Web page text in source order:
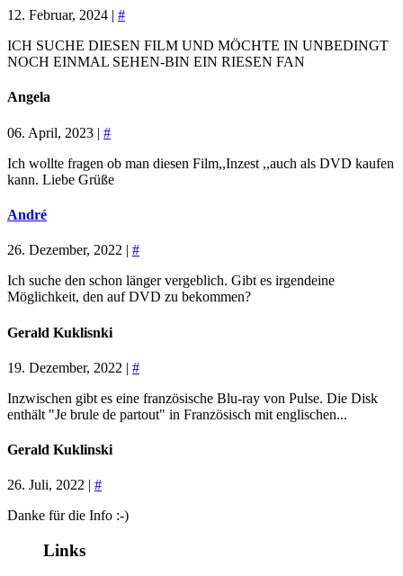
12. Februar, 2024 | #
ICH SUCHE DIESEN FILM UND MÖCHTE IN UNBEDINGT
NOCH EINMAL SEHEN-BIN EIN RIESEN FAN
Angela
06. April, 2023 | #
Ich wollte fragen ob man diesen Film,,Inzest ,,auch als DVD kaufen
kann. Liebe Grüße
André
26. Dezember, 2022 | #
Ich suche den schon länger vergeblich. Gibt es irgendeine
Möglichkeit, den auf DVD zu bekommen?
Gerald Kuklisnki
19. Dezember, 2022 | #
Inzwischen gibt es eine französische Blu-ray von Pulse. Die Disk
enthält "Je brule de partout" in Französisch mit englischen...
Gerald Kuklinski
26. Juli, 2022 | #
Danke für die Info :-)
Links